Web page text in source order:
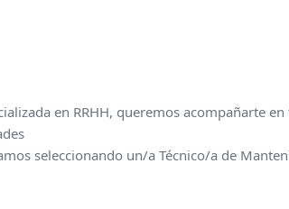
en RRHH, queremos acompañarte
seleccionando un/a Técnico/a de